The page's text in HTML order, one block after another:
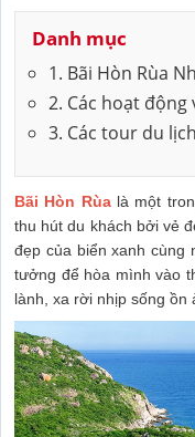
Danh mục
1. Bãi Hòn Rùa
2. Các hoạt động
3. Các tour du
Bãi Hòn Rùalà một
thu hút du khách bởi vẻ
đẹp của biển xanh cùng
tưởng để hòa mình vào
lành, xa rời nhịp sống ồn